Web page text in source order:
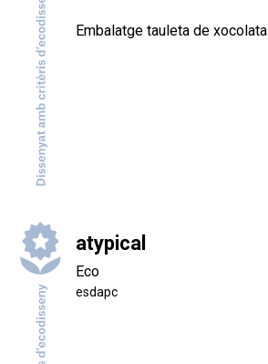
Embalatge tauleta de xocolata
atypical
Eco
esdapc